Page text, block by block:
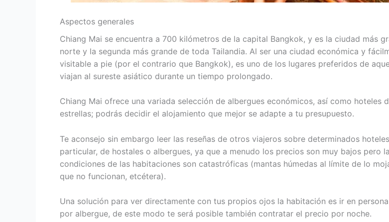
Aspectos generales
Chiang Mai se encuentra a 700 kilómetros de la capital Bangkok, y es la ciudad más
norte y la segunda más grande de toda Tailandia. Al ser una ciudad económica y
visitable a pie (por el contrario que Bangkok), es uno de los lugares preferidos de
viajan al sureste asiático durante un tiempo prolongado.
Chiang Mai ofrece una variada selección de albergues económicos, así como hoteles
estrellas; podrás decidir el alojamiento que mejor se adapte a tu presupuesto.
Te aconsejo sin embargo leer las reseñas de otros viajeros sobre determinados
particular, de hostales o albergues, ya que a menudo los precios son muy bajos pero
condiciones de las habitaciones son catastróficas (mantas húmedas al límite de lo
que no funcionan, etcétera).
Una solución para ver directamente con tus propios ojos la habitación es ir en
por albergue, de este modo te será posible también contratar el precio por noche.